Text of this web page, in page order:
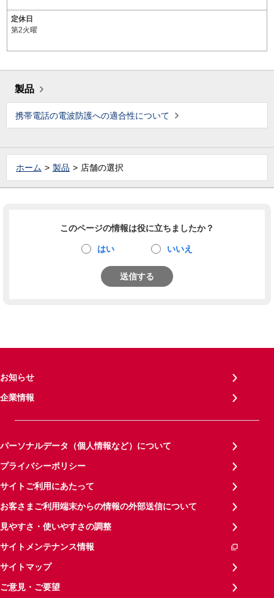
定休日
第2火曜
製品
携帯電話の電波防護への適合性について
ホーム 製品 店舗の選択
このページの情報は役に立ちましたか？
はい いいえ
送信する
お知らせ
企業情報
パーソナルデータ（個人情報など）について
プライバシーポリシー
サイトご利用にあたって
お客さまご利用端末からの情報の外部送信について
見やすさ・使いやすさの調整
サイトメンテナンス情報
サイトマップ
ご意見・ご要望